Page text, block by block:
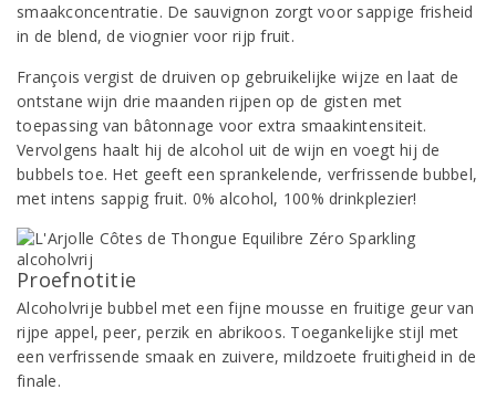
smaakconcentratie. De sauvignon zorgt voor sappige frisheid
in de blend, de viognier voor rijp fruit.
François vergist de druiven op gebruikelijke wijze en laat de
ontstane wijn drie maanden rijpen op de gisten met
toepassing van bâtonnage voor extra smaakintensiteit.
Vervolgens haalt hij de alcohol uit de wijn en voegt hij de
bubbels toe. Het geeft een sprankelende, verfrissende bubbel,
met intens sappig fruit. 0% alcohol, 100% drinkplezier!
Proefnotitie
Alcoholvrije bubbel met een fijne mousse en fruitige geur van
rijpe appel, peer, perzik en abrikoos. Toegankelijke stijl met
een verfrissende smaak en zuivere, mildzoete fruitigheid in de
finale.